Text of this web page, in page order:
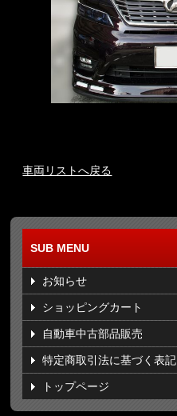
車両リストへ戻る
SUB MENU
お知らせ
ショッピングカート
自動車中古部品販売
特定商取引法に基づく表記
トップページ